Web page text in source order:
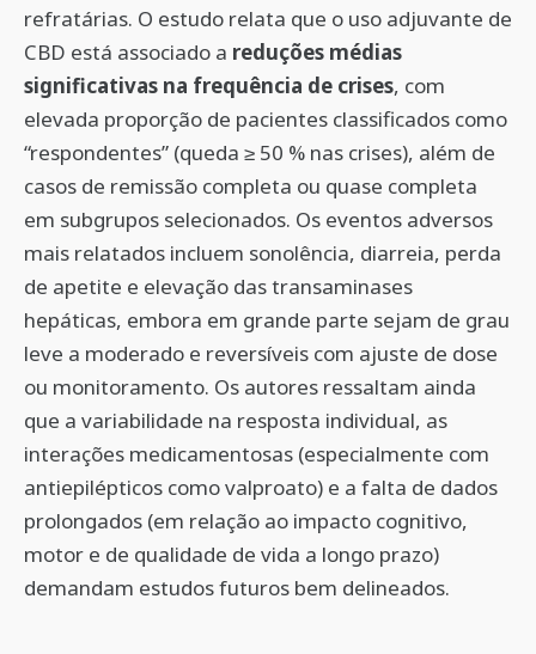
refratárias. O estudo relata que o uso adjuvante de
CBD está associado a reduções médias
significativas na frequência de crises, com
elevada proporção de pacientes classificados como
“respondentes” (queda ≥ 50 % nas crises), além de
casos de remissão completa ou quase completa
em subgrupos selecionados. Os eventos adversos
mais relatados incluem sonolência, diarreia, perda
de apetite e elevação das transaminases
hepáticas, embora em grande parte sejam de grau
leve a moderado e reversíveis com ajuste de dose
ou monitoramento. Os autores ressaltam ainda
que a variabilidade na resposta individual, as
interações medicamentosas (especialmente com
antiepilépticos como valproato) e a falta de dados
prolongados (em relação ao impacto cognitivo,
motor e de qualidade de vida a longo prazo)
demandam estudos futuros bem delineados.